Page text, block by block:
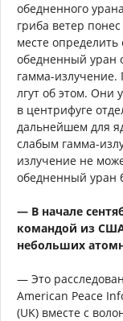
обедненного
гриба ветер
месте определить
обедненный уран
гамма-
лгут об этом. Они
в центрифуге
дальнейшем для
слабым гамма-
излучение не
обедненный уран
— В начале
командой из
небольших
— Это
American Peace
(UK) вместе с